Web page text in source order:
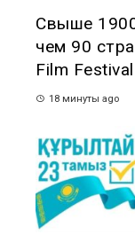
Свыше
чем 90
Film Festival
18 минуты ago